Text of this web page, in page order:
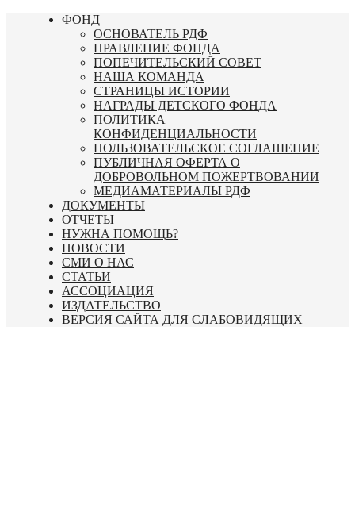
Перейти
ФОНД
ОСНОВАТЕЛЬ РДФ
ПРАВЛЕНИЕ ФОНДА
ПОПЕЧИТЕЛЬСКИЙ СОВЕТ
НАША КОМАНДА
СТРАНИЦЫ ИСТОРИИ
НАГРАДЫ ДЕТСКОГО ФОНДА
ПОЛИТИКА
КОНФИДЕНЦИАЛЬНОСТИ
ПОЛЬЗОВАТЕЛЬСКОЕ СОГЛАШЕНИЕ
ПУБЛИЧНАЯ ОФЕРТА О
ДОБРОВОЛЬНОМ ПОЖЕРТВОВАНИИ
МЕДИАМАТЕРИАЛЫ РДФ
ДОКУМЕНТЫ
ОТЧЕТЫ
НУЖНА ПОМОЩЬ?
НОВОСТИ
СМИ О НАС
СТАТЬИ
АССОЦИАЦИЯ
ИЗДАТЕЛЬСТВО
ВЕРСИЯ САЙТА ДЛЯ СЛАБОВИДЯЩИХ